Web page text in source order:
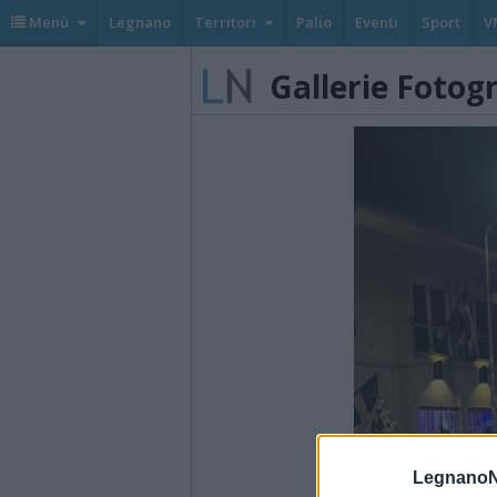
Menù Legnano Territori Palio Eventi Sport
Gallerie